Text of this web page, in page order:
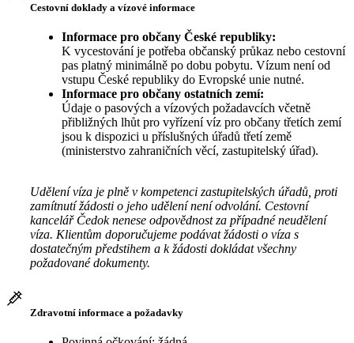
Cestovní doklady a vízové informace
Informace pro občany České republiky:
K vycestování je potřeba občanský průkaz nebo cestovní
pas platný minimálně po dobu pobytu. Vízum není od
vstupu České republiky do Evropské unie nutné.
Informace pro občany ostatních zemí:
Údaje o pasových a vízových požadavcích včetně
přibližných lhůt pro vyřízení víz pro občany třetích zemí
jsou k dispozici u příslušných úřadů třetí země
(ministerstvo zahraničních věcí, zastupitelský úřad).
Udělení víza je plně v kompetenci zastupitelských úřadů, proti
zamítnutí žádosti o jeho udělení není odvolání. Cestovní
kancelář Čedok nenese odpovědnost za případné neudělení
víza. Klientům doporučujeme podávat žádosti o víza s
dostatečným předstihem a k žádosti dokládat všechny
požadované dokumenty.
Zdravotní informace a požadavky